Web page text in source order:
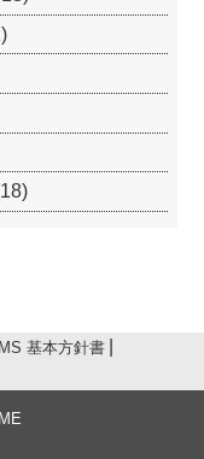
基本方針書